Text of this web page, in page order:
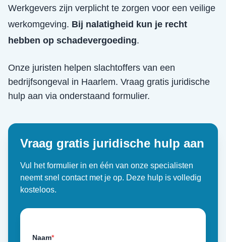
Werkgevers zijn verplicht te zorgen voor een veilige
werkomgeving. Bij nalatigheid kun je recht
hebben op schadevergoeding.
Onze juristen helpen slachtoffers van een
bedrijfsongeval in Haarlem. Vraag gratis juridische
hulp aan via onderstaand formulier.
Vraag gratis juridische hulp aan
Vul het formulier in en één van onze specialisten
neemt snel contact met je op. Deze hulp is volledig
kosteloos.
Naam*